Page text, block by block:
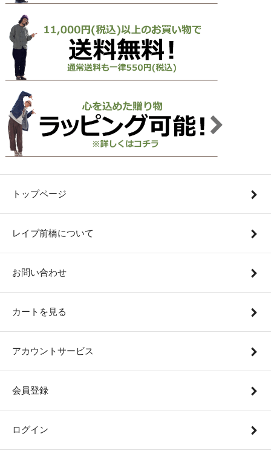
トップページ
レイブ前橋について
お問い合わせ
カートを見る
アカウントサービス
会員登録
ログイン